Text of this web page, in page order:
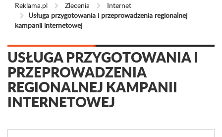
Reklama.pl Zlecenia
Internet
Usługa przygotowania i przeprowadzenia regionalnej
kampanii internetowej
USŁUGA PRZYGOTOWANIA I
PRZEPROWADZENIA
REGIONALNEJ KAMPANII
INTERNETOWEJ